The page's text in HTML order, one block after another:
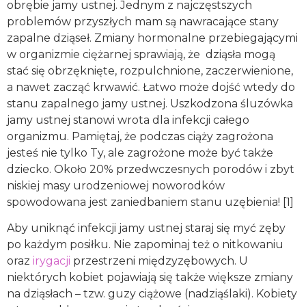
obrębie jamy ustnej. Jednym z najczęstszych
problemów przyszłych mam są nawracające stany
zapalne dziąseł. Zmiany hormonalne przebiegającymi
w organizmie ciężarnej sprawiają, że dziąsła mogą
stać się obrzęknięte, rozpulchnione, zaczerwienione,
a nawet zacząć krwawić. Łatwo może dojść wtedy do
stanu zapalnego jamy ustnej. Uszkodzona śluzówka
jamy ustnej stanowi wrota dla infekcji całego
organizmu. Pamiętaj, że podczas ciąży zagrożona
jesteś nie tylko Ty, ale zagrożone może być także
dziecko. Około 20% przedwczesnych porodów i zbyt
niskiej masy urodzeniowej noworodków
spowodowana jest zaniedbaniem stanu uzębienia! [1]
Aby uniknąć infekcji jamy ustnej staraj się myć zęby
po każdym posiłku. Nie zapominaj też o nitkowaniu
oraz irygacji przestrzeni międzyzębowych. U
niektórych kobiet pojawiają się także większe zmiany
na dziąsłach – tzw. guzy ciążowe (nadziąślaki). Kobiety